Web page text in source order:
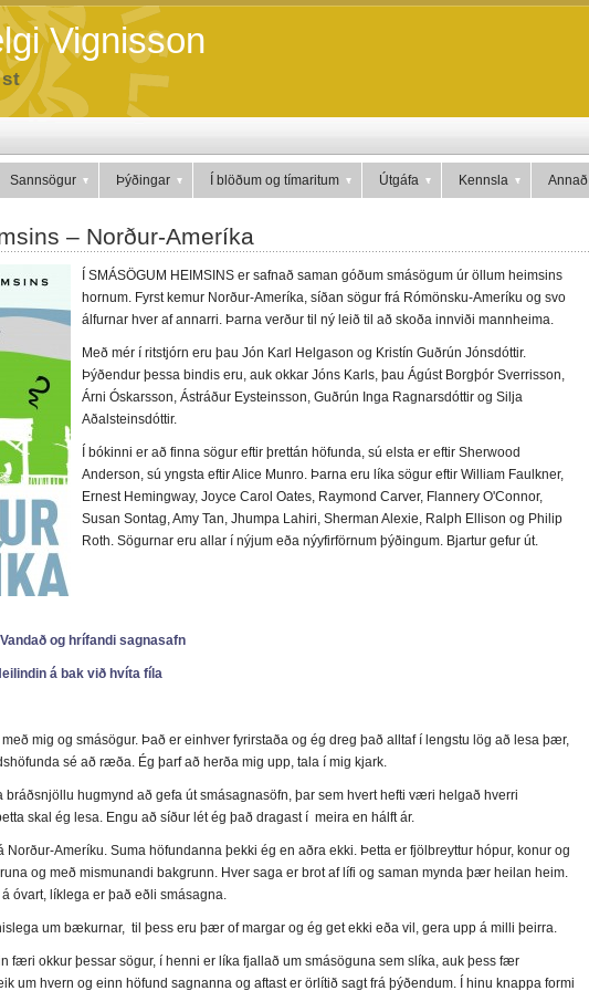
Vignisson
Sannsögur Þýðingar Í blöðum og tímaritum Útgáfa Kennsla Annað
– Norður-Ameríka
Í SMÁSÖGUM HEIMSINS er safnað saman góðum smásögum úr öllum heimsins
hornum. Fyrst kemur Norður-Ameríka, síðan sögur frá Rómönsku-Ameríku og svo
álfurnar hver af annarri. Þarna verður til ný leið til að skoða innviði mannheima.
Með mér í ritstjórn eru þau Jón Karl Helgason og Kristín Guðrún Jónsdóttir.
Þýðendur þessa bindis eru, auk okkar Jóns Karls, þau Ágúst Borgþór Sverrisson,
Árni Óskarsson, Ástráður Eysteinsson, Guðrún Inga Ragnarsdóttir og Silja
Aðalsteinsdóttir.
Í bókinni er að finna sögur eftir þrettán höfunda, sú elsta er eftir Sherwood
Anderson, sú yngsta eftir Alice Munro. Þarna eru líka sögur eftir William Faulkner,
Ernest Hemingway, Joyce Carol Oates, Raymond Carver, Flannery O'Connor,
Susan Sontag, Amy Tan, Jhumpa Lahiri, Sherman Alexie, Ralph Ellison og Philip
Roth. Sögurnar eru allar í nýjum eða nýyfirförnum þýðingum. Bjartur gefur út.
og hrífandi sagnasafn
á bak við hvíta fíla
mig og smásögur. Það er einhver fyrirstaða og ég dreg það alltaf í lengstu lög að lesa þær,
sé að ræða. Ég þarf að herða mig upp, tala í mig kjark.
bráðsnjöllu hugmynd að gefa út smásagnasöfn, þar sem hvert hefti væri helgað hverri
skal ég lesa. Engu að síður lét ég það dragast í meira en hálft ár.
Norður-Ameríku. Suma höfundanna þekki ég en aðra ekki. Þetta er fjölbreyttur hópur, konur og
og með mismunandi bakgrunn. Hver saga er brot af lífi og saman mynda þær heilan heim.
óvart, líklega er það eðli smásagna.
um bækurnar, til þess eru þær of margar og ég get ekki eða vil, gera upp á milli þeirra.
færi okkur þessar sögur, í henni er líka fjallað um smásöguna sem slíka, auk þess fær
um hvern og einn höfund sagnanna og aftast er örlítið sagt frá þýðendum. Í hinu knappa formi